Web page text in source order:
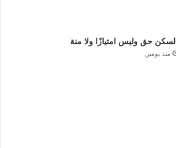
السكن حق وليس امتيازًا ولا منة
منذ يومين